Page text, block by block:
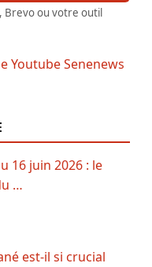
Brevo ou votre outil
16 juin 2026 : le
…
est-il si crucial